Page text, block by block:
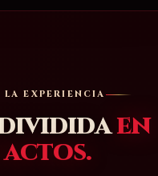
LA EXPERIENCIA
en